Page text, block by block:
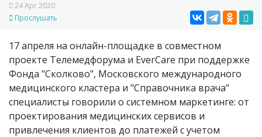
24 Apr 2020
Прослушать
17 апреля на онлайн-площадке в совместном
проекте Телемедфорума и EverCare при поддержке
Фонда "Сколково", Московского международного
медицинского кластера и "Справочника врача"
специалисты говорили о системном маркетинге: от
проектирования медицинских сервисов и
привлечения клиентов до платежей с учетом